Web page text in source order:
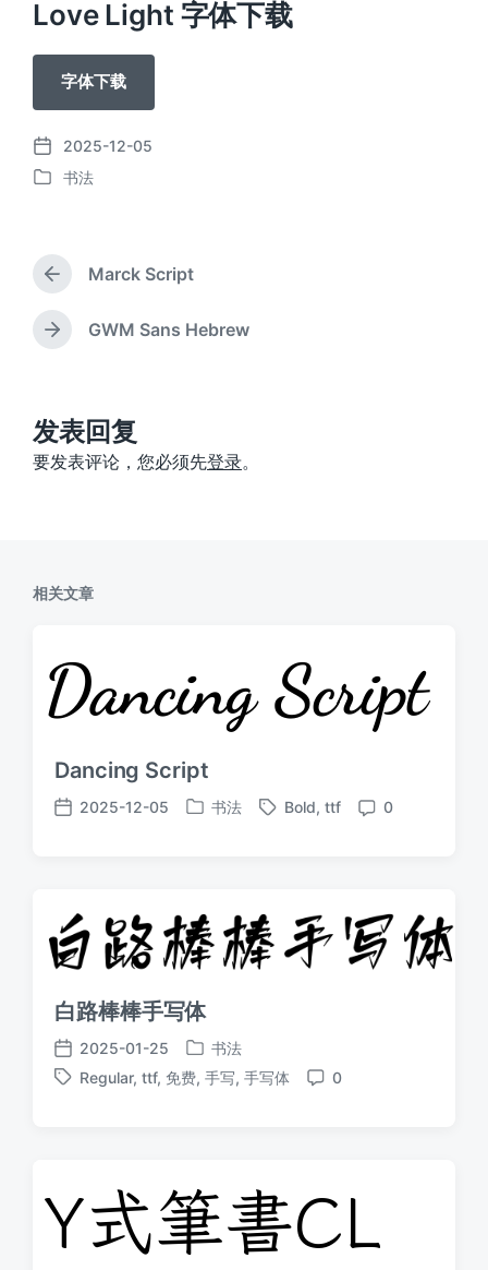
Love Light 字体下载
字体下载
发
布
2025-12-05
发
书法
上
篇
文
章
Marck Script
下
：
GWM Sans Hebrew
发表回复
要发表评论，您必须先登录。
相关文章
Dancing Script
发
2025-12-05
发
书法
标
Bold, ttf
评
0
白路棒棒手写体
发
布
2025-01-25
发
布
书法
标
Regular, ttf, 免费, 手写, 手写体
评
0